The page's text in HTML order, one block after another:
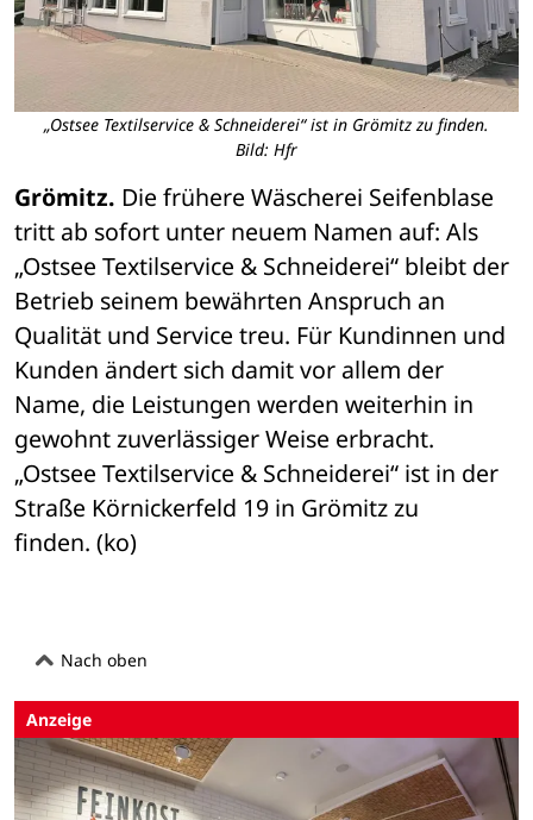
„Ostsee Textilservice & Schneiderei“ ist in Grömitz zu finden.
Bild: Hfr
Grömitz. Die frühere Wäscherei Seifenblase
tritt ab sofort unter neuem Namen auf: Als
„Ostsee Textilservice & Schneiderei“ bleibt der
Betrieb seinem bewährten Anspruch an
Qualität und Service treu. Für Kundinnen und
Kunden ändert sich damit vor allem der
Name, die Leistungen werden weiterhin in
gewohnt zuverlässiger Weise erbracht.
„Ostsee Textilservice & Schneiderei“ ist in der
Straße Körnickerfeld 19 in Grömitz zu
finden. (ko)
Nach oben
Anzeige